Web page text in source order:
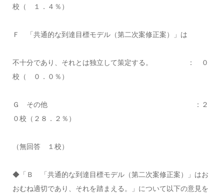
校（ １．４％）
Ｆ 「共通的な到達目標モデル（第二次案修正案）」は
不十分であり、それとは独立して策定する。 ： ０
校（ ０．０％）
Ｇ その他 ：２
０校（２８．２％）
（無回答 １校）
◆「Ｂ 「共通的な到達目標モデル（第二次案修正案）」はお
おむね適切であり、それを踏まえる。」について以下の意見を